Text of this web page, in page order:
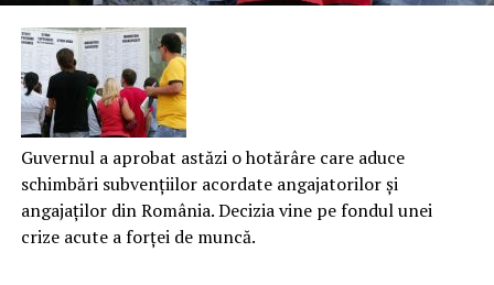
Guvernul a aprobat astăzi o hotărâre care aduce
schimbări subvenţiilor acordate angajatorilor şi
angajaţilor din România. Decizia vine pe fondul unei
crize acute a forţei de muncă.